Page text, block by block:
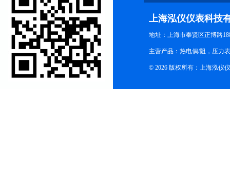
上海泓仪仪表科技
地址：上海市奉贤区正博路
主营产品：热电偶/阻，压力
© 2026 版权所有：上海泓仪